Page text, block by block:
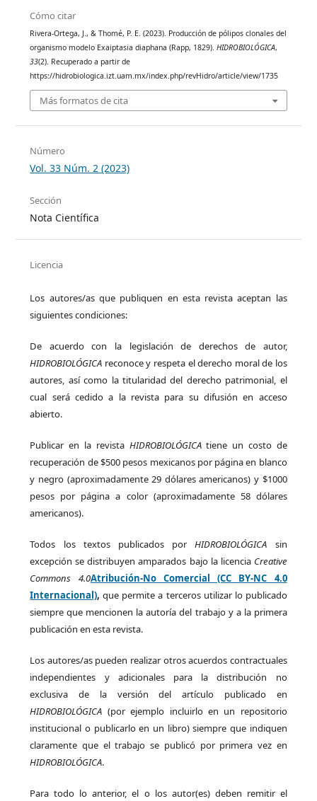
Cómo citar
Rivera-Ortega, J., & Thomé, P. E. (2023). Producción de pólipos clonales del
organismo modelo Exaiptasia diaphana (Rapp, 1829).HIDROBIOLÓGICA,
33(2). Recuperado a partir de
https://hidrobiologica.izt.uam.mx/index.php/revHidro/article/view/1735
Más formatos de cita
Número
Vol. 33 Núm. 2 (2023)
Sección
Nota Científica
Licencia
Los autores/as que publiquen en esta revista aceptan las
siguientes condiciones:
De acuerdo con la legislación de derechos de autor,
HIDROBIOLÓGICA reconoce y respeta el derecho moral de los
autores, así como la titularidad del derecho patrimonial, el
cual será cedido a la revista para su difusión en acceso
abierto.
Publicar en la revista HIDROBIOLÓGICAtiene un costo de
recuperación de $500 pesos mexicanos por página en blanco
y negro (aproximadamente 29 dólares americanos) y $1000
pesos por página a color (aproximadamente 58 dólares
americanos).
Todos los textos publicados porHIDROBIOLÓGICA sin
excepción se distribuyen amparados bajo la licencia Creative
Commons 4.0Atribución-No Comercial (CC BY-NC 4.0
Internacional),que permite a terceros utilizar lo publicado
siempre que mencionen la autoría del trabajo y a la primera
publicación en esta revista.
Los autores/as pueden realizar otros acuerdos contractuales
independientes y adicionales para la distribución no
exclusiva de la versión del artículo publicado en
HIDROBIOLÓGICA (por ejemplo incluirlo en un repositorio
institucional o publicarlo en un libro) siempre que indiquen
claramente que el trabajo se publicó por primera vez en
HIDROBIOLÓGICA.
Para todo lo anterior, el o los autor(es) deben remitir el